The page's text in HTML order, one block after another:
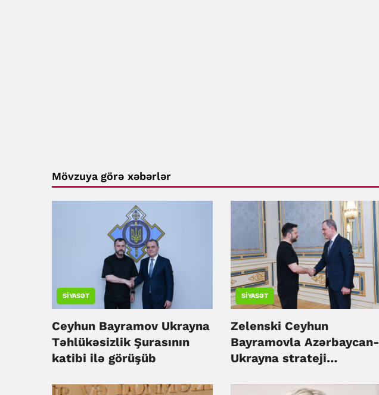
Mövzuya görə xəbərlər
SIYASƏT
Ceyhun Bayramov Ukrayna
Təhlükəsizlik Şurasının
katibi ilə görüşüb
SIYASƏT
Zelenski Ceyhun
Bayramovla Azərbaycan-
Ukrayna strateji